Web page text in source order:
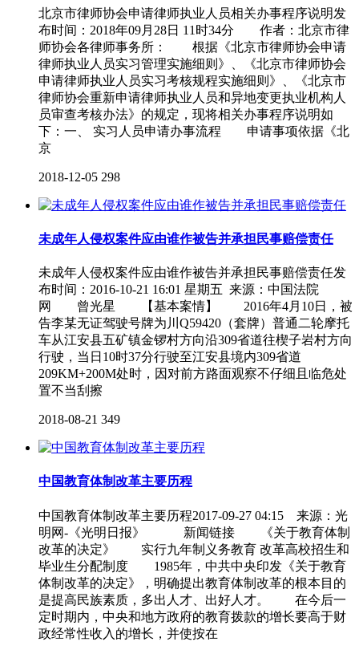
北京市律师协会申请律师执业人员相关办事程序说明发
布时间：2018年09月28日 11时34分 作者：北京市律
师协会各律师事务所： 根据《北京市律师协会申请
律师执业人员实习管理实施细则》、《北京市律师协会
申请律师执业人员实习考核规程实施细则》、《北京市
律师协会重新申请律师执业人员和异地变更执业机构人
员审查考核办法》的规定，现将相关办事程序说明如
下：一、 实习人员申请办事流程 申请事项依据《北
京
2018-12-05 298
未成年人侵权案件应由谁作被告并承担民事赔偿责任
未成年人侵权案件应由谁作被告并承担民事赔偿责任发
布时间：2016-10-21 16:01 星期五 来源：中国法院
网 曾光星 【基本案情】 2016年4月10日，被
告李某无证驾驶号牌为川Q59420（套牌）普通二轮摩托
车从江安县五矿镇金锣村方向沿309省道往楔子岩村方向
行驶，当日10时37分行驶至江安县境内309省道
209KM+200M处时，因对前方路面观察不仔细且临危处
置不当刮擦
2018-08-21 349
中国教育体制改革主要历程
中国教育体制改革主要历程2017-09-27 04:15 来源：光
明网-《光明日报》 新闻链接 《关于教育体制
改革的决定》 实行九年制义务教育 改革高校招生和
毕业生分配制度 1985年，中共中央印发《关于教育
体制改革的决定》，明确提出教育体制改革的根本目的
是提高民族素质，多出人才、出好人才。 在今后一
定时期内，中央和地方政府的教育拨款的增长要高于财
政经常性收入的增长，并使按在